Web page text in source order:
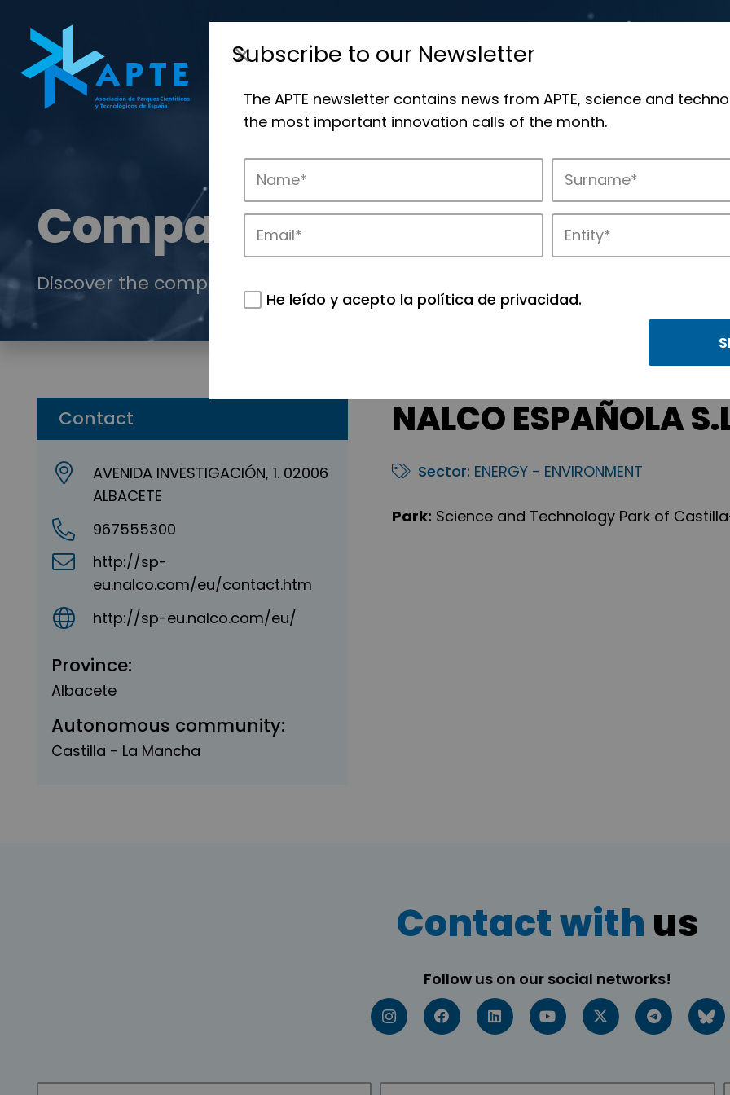
Companies
Discover the companies that drive innovation in APTE’s parks.
Contact
AVENIDA INVESTIGACIÓN, 1. 02006
ALBACETE
967555300
http://sp-
eu.nalco.com/eu/contact.htm
http://sp-eu.nalco.com/eu/
Province:
Albacete
Autonomous community:
Castilla - La Mancha
NALCO ESPAÑOLA
Sector: ENERGY - ENVIRONMENT
Park: Science and Technology Park of
Contact with us
Follow us on our social networks!
Subscribe to our Newsletter
The APTE newsletter contains news from APTE, science and
the most important innovation calls of the month.
He leído y acepto la política de privacidad.